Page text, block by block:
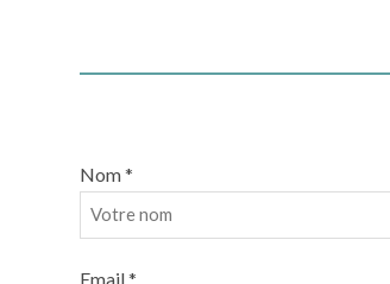
Nom *
Email *